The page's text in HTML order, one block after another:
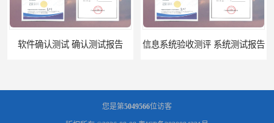
软件确认测试 确认测试报告 信息系统验收测评 系统测试报告
您是第5049566位访客